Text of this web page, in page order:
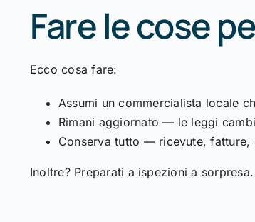
Fare le cose
Ecco cosa fare:
Assumi un commercialista locale
Rimani aggiornato — le leggi
Conserva tutto — ricevute, fatture,
Inoltre? Preparati a ispezioni a